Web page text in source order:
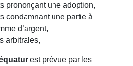
prononçant une adoption,
condamnant une partie à
d’argent,
arbitrales,
est prévue par les